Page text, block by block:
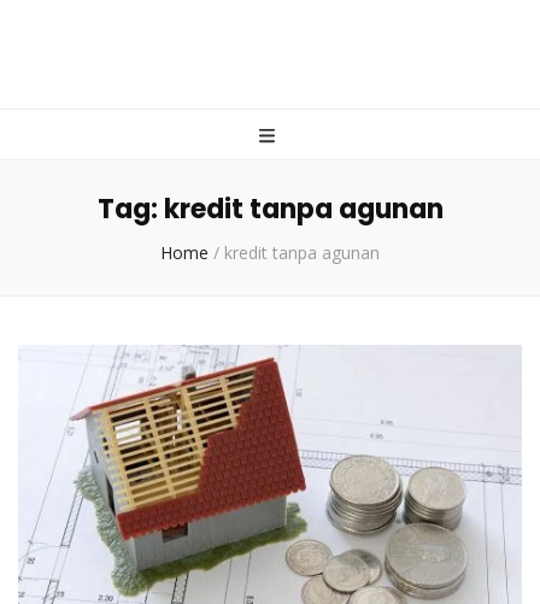
Tag: kredit tanpa agunan
Home / kredit tanpa agunan